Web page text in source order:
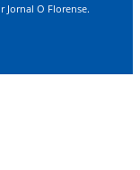
O Florense.